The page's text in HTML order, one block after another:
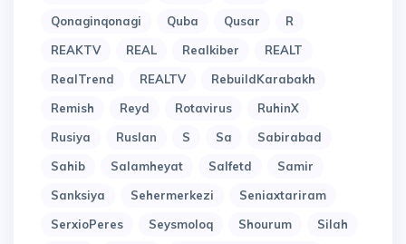
Qonaginqonagi
Quba Qusar
R
REAKTV
REAL Realkiber
REALT
RealTrend
REALTV
RebuildKarabakh
Remish
Reyd Rotavirus
RuhinX
Rusiya
Ruslan S Sa
Sabirabad
Sahib
Salamheyat Salfetd
Samir
Sanksiya
Sehermerkezi
Seniaxtariram
SerxioPeres
Seysmoloq Shourum
Silah